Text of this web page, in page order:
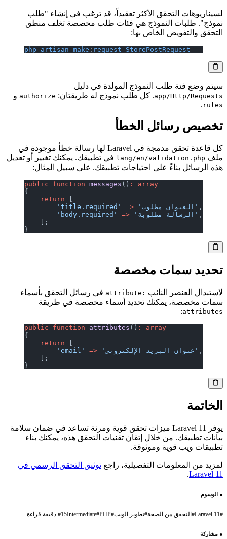
لسيناريوهات التحقق الأكثر تعقيداً، قد ترغب في إنشاء "طلب
نموذج". طلبات النموذج هي فئات طلب مخصصة تغلف منطق
التحقق والتفويض الخاص بها:
php artisan make :request StorePostRequest
سيتم وضع فئة طلب النموذج المولدة في دليل
app/Http/Requests. كل طلب نموذج له طريقتان:authorizeو
rules
.
تخصيص رسائل الخطأ
كل قاعدة تحقق مدمجة في Laravel لها رسالة خطأ موجودة في
ملف lang/en/validation.php في تطبيقك. يمكنك تغيير أو تعديل
هذه الرسائل بناءً على احتياجات تطبيقك. على سبيل المثال:
public function messages ()
array
    return
        'title.required'
=> 'العنوان مطلوب'
        'body.required'
=> 'الرسالة مطلوبة'
    ];
تحديد سمات مخصصة
لاستبدال العنصر النائب:attribute
في رسائل التحقق بأسماء
سمات مخصصة، يمكنك تحديد أسماء مخصصة في طريقة
attributes
:
public function attributes ()
array
    return
[
        'email'
=> 'عنوان البريد الإلكتروني'
    ];
الخاتمة
يوفر Laravel 11 ميزات تحقق قوية ومرنة تساعد في ضمان سلامة
بيانات تطبيقك. من خلال إتقان تقنيات التحقق هذه، يمكنك بناء
تطبيقات ويب قوية وموثوقة.
لمزيد من المعلومات التفصيلية، راجعتوثيق التحقق الرسمي في
Laravel 11
.
●الوسوم
Laravel 11
#التحقق من الصحة#تطوير الويب#
PHP
#
Intermediate
#15 دقيقة قراءة
●مشاركة